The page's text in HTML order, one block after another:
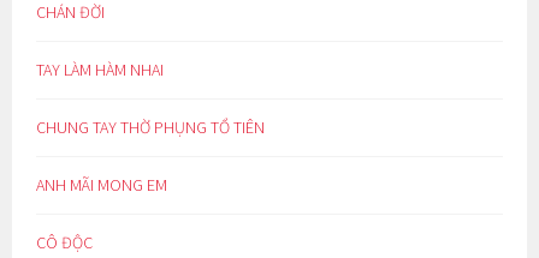
CHÁN ĐỜI
TAY LÀM HÀM NHAI
CHUNG TAY THỜ PHỤNG TỔ TIÊN
ANH MÃI MONG EM
CÔ ĐỘC